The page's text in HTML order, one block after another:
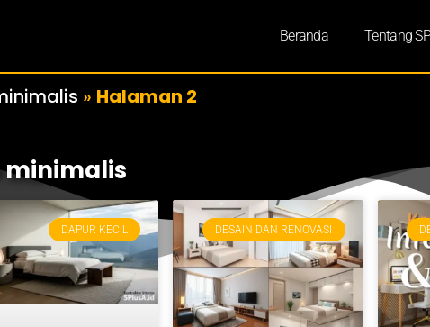
Beranda Tentang
» Halaman 2
minimalis
DAPUR KECIL DESAIN DAN RENOVASI